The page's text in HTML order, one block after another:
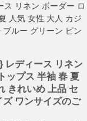
ス リネン ボーダー ロ
人気 女性 大人 カジ
ルー グリーン ピン